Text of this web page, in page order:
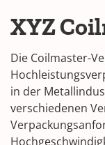
XYZ
Die Coilmaster-
in der
verschiedenen